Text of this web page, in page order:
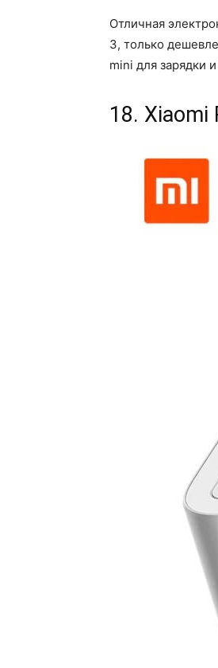
Отличная
3, только
mini для зарядки
18. Xiaomi